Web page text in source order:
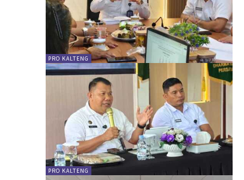
PRO KALTENG
PRO KALTENG